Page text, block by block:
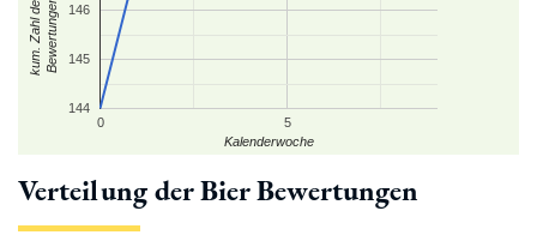
0 5
144
145
146
Kalenderwoche
kum. Zahl derBewertungen
Verteilung der Bier Bewertungen